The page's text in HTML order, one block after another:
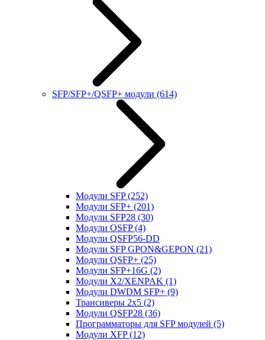
SFP/SFP+/QSFP+ модули (614)
Модули SFP(252)
Модули SFP+ (201)
Модули SFP28 (30)
Модули OSFP(4)
Модули QSFP56-DD
Модули SFP GPON&GEPON (21)
Модули QSFP+ (25)
Модули SFP+16G (2)
Модули X2/XENPAK (1)
Модули DWDM SFP+ (9)
Трансиверы 2x5 (2)
Модули QSFP28 (36)
Программаторы для SFP модулей (5)
Модули XFP(12)